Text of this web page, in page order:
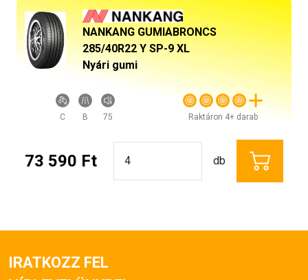
NANKANG GUMIABRONCS
285/40R22 Y SP-9 XL
Nyári gumi
C B 75 Raktáron 4+ darab
73 590 Ft db
IRATKOZZ FEL